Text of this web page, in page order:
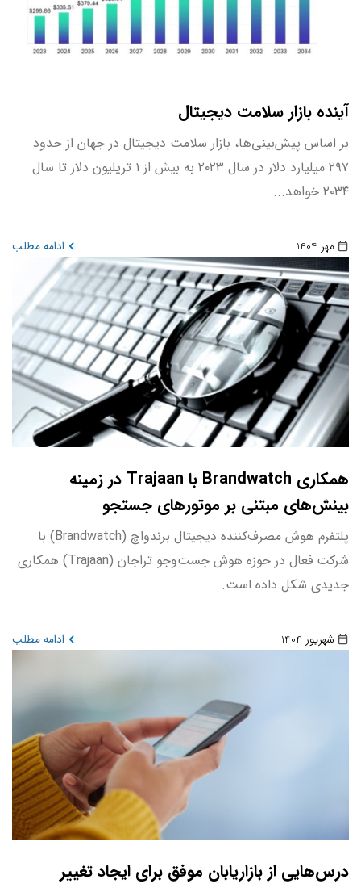
آینده بازار سلامت دیجیتال
بر اساس پیش‌بینی‌ها، بازار سلامت دیجیتال در جهان از حدود
۲۹۷ میلیارد دلار در سال ۲۰۲۳ به بیش از ۱ تریلیون دلار تا سال
۲۰۳۴ خواهد...
مهر 1404 ادامه مطلب
همکاری Brandwatch با Trajaan در زمینه
بینش‌های مبتنی بر موتورهای جستجو
پلتفرم هوش مصرف‌کننده دیجیتال برندواچ (Brandwatch) با
شرکت فعال در حوزه هوش جست‌وجو تراجان (Trajaan) همکاری
جدیدی شکل داده است.
شهریور 1404 ادامه مطلب
درس‌هایی از بازاریابان موفق برای ایجاد تغییر